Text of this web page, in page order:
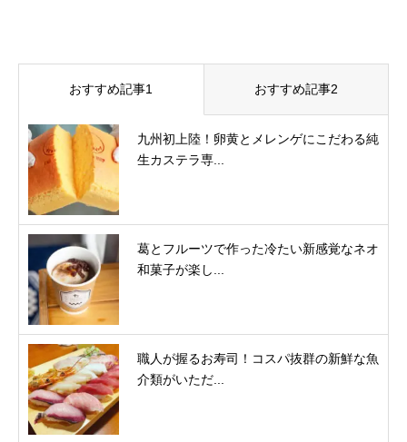
おすすめ記事1 おすすめ記事2
九州初上陸！卵黄とメレンゲにこだわる純
生カステラ専...
葛とフルーツで作った冷たい新感覚なネオ
和菓子が楽し...
職人が握るお寿司！コスパ抜群の新鮮な魚
介類がいただ...